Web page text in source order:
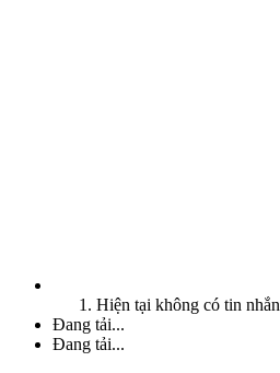
Hiện tại không có tin
Đang tải...
Đang tải...